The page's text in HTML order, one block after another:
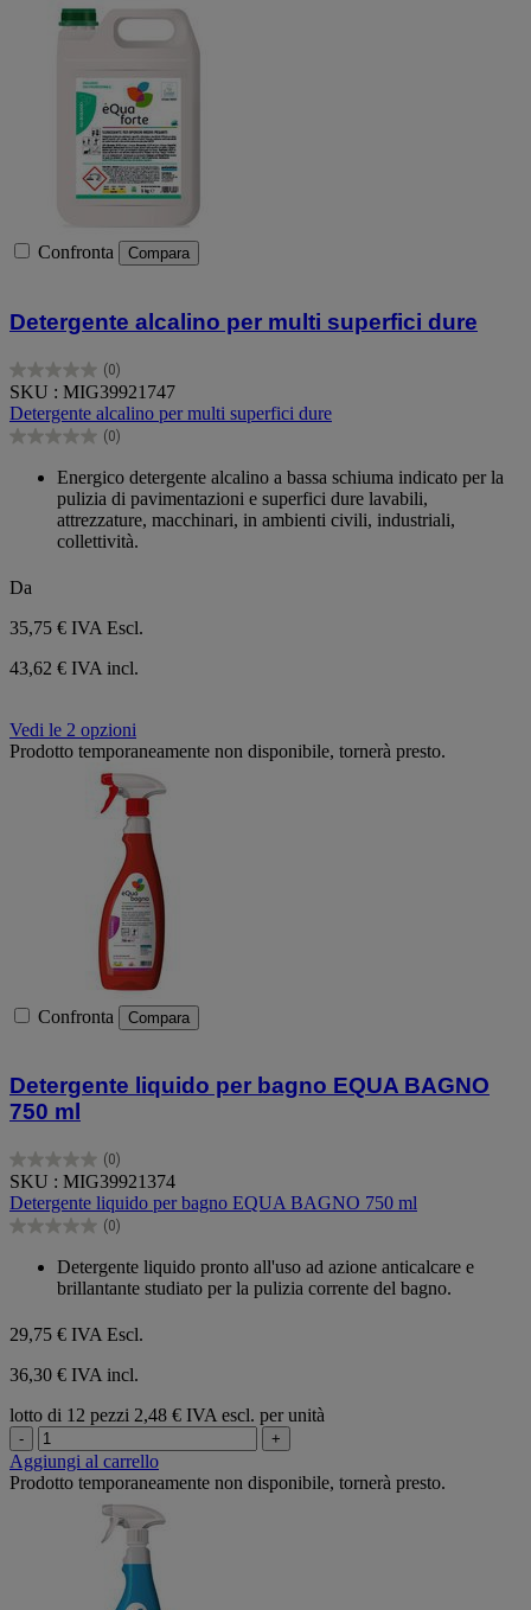
Confronta Compara
Detergente alcalino per multi superfici dure
(0)
0.0
su
5
stelle.
SKU : MIG39921747
Detergente alcalino per multi superfici dure
(0)
0.0
Energico detergente alcalino a bassa schiuma indicato per la
pulizia di pavimentazioni e superfici dure lavabili,
attrezzature, macchinari, in ambienti civili, industriali,
collettività.
Da
35,75 € IVA Escl.
43,62 € IVA incl.
Vedi le 2 opzioni
Prodotto temporaneamente non disponibile, tornerà presto.
Confronta Compara
Detergente liquido per bagno EQUA BAGNO
750 ml
(0)
0.0
su
5
stelle.
SKU : MIG39921374
Detergente liquido per bagno EQUA BAGNO 750 ml
(0)
0.0
Detergente liquido pronto all'uso ad azione anticalcare e
brillantante studiato per la pulizia corrente del bagno.
29,75 € IVA Escl.
36,30 € IVA incl.
lotto di 12 pezzi 2,48 € IVA escl. per unità
- +
Aggiungi al carrello
Prodotto temporaneamente non disponibile, tornerà presto.